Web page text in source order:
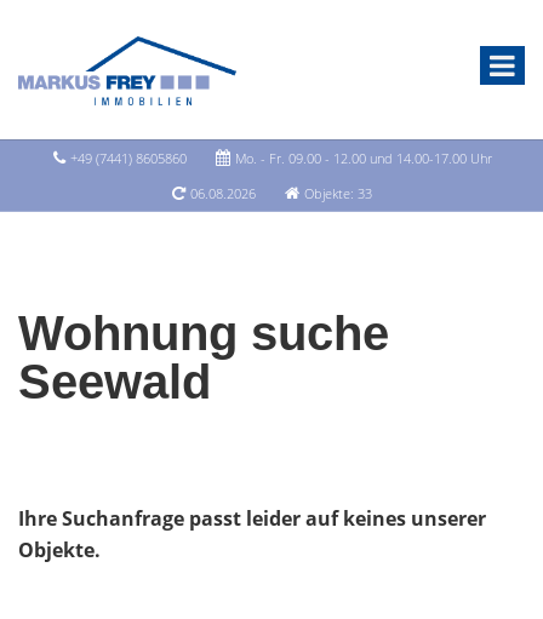
+49 (7441) 8605860
Mo. - Fr. 09.00 - 12.00 und 14.00-17.00 Uhr
06.08.2026
Objekte: 33
Wohnung suche
Seewald
Ihre Suchanfrage passt leider auf keines unserer
Objekte.